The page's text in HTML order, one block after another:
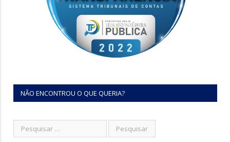
NÃO ENCONTROU O QUE QUERIA?